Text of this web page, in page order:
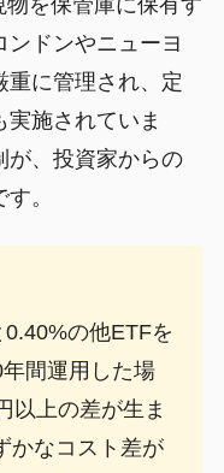
を保管庫に保有す
ンドンやニューヨ
重に管理され、定
施されていま
が、投資家からの
。
の他ETFを
間運用した場
以上の差が生ま
かなコスト差が